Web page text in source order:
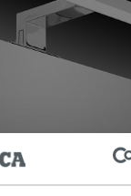
de bains